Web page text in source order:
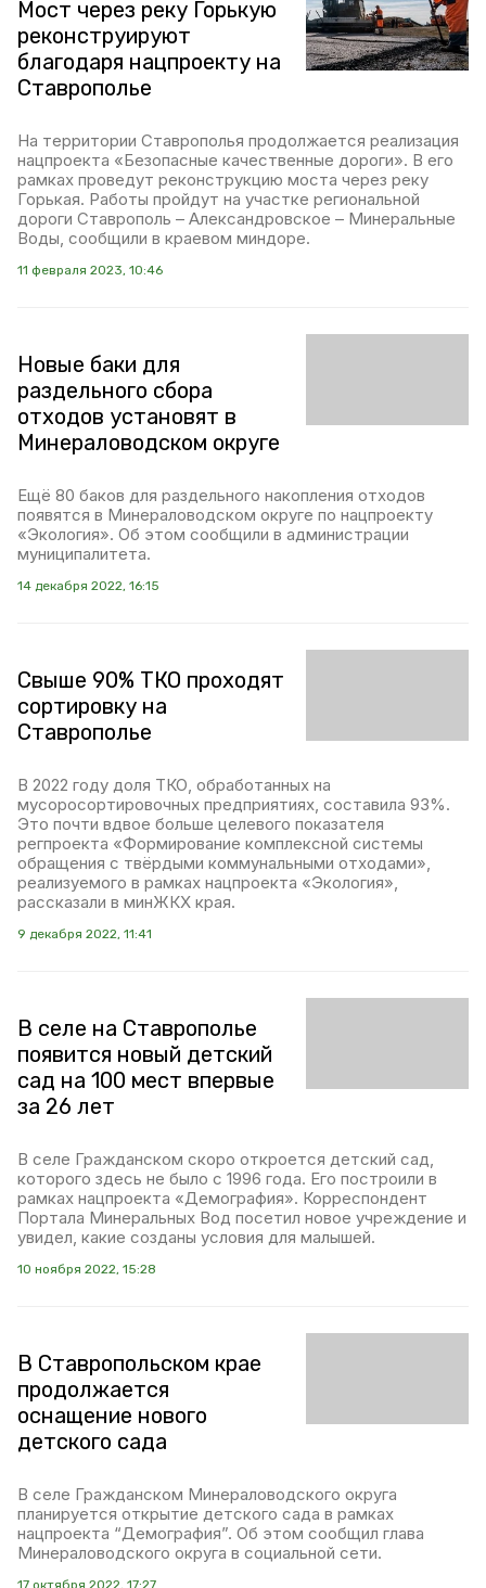
Мост через реку Горькую
реконструируют
благодаря нацпроекту на
Ставрополье
На территории Ставрополья продолжается реализация
нацпроекта «Безопасные качественные дороги». В его
рамках проведут реконструкцию моста через реку
Горькая. Работы пройдут на участке региональной
дороги Ставрополь – Александровское – Минеральные
Воды, сообщили в краевом миндоре.
11 февраля 2023, 10:46
Новые баки для
раздельного сбора
отходов установят в
Минераловодском округе
Ещё 80 баков для раздельного накопления отходов
появятся в Минераловодском округе по нацпроекту
«Экология». Об этом сообщили в администрации
муниципалитета.
14 декабря 2022, 16:15
Свыше 90% ТКО проходят
сортировку на
Ставрополье
В 2022 году доля ТКО, обработанных на
мусоросортировочных предприятиях, составила 93%.
Это почти вдвое больше целевого показателя
регпроекта «Формирование комплексной системы
обращения с твёрдыми коммунальными отходами»,
реализуемого в рамках нацпроекта «Экология»,
рассказали в минЖКХ края.
9 декабря 2022, 11:41
В селе на Ставрополье
появится новый детский
сад на 100 мест впервые
за 26 лет
В селе Гражданском скоро откроется детский сад,
которого здесь не было с 1996 года. Его построили в
рамках нацпроекта «Демография». Корреспондент
Портала Минеральных Вод посетил новое учреждение и
увидел, какие созданы условия для малышей.
10 ноября 2022, 15:28
В Ставропольском крае
продолжается
оснащение нового
детского сада
В селе Гражданском Минераловодского округа
планируется открытие детского сада в рамках
нацпроекта “Демография”. Об этом сообщил глава
Минераловодского округа в социальной сети.
17 октября 2022, 17:27